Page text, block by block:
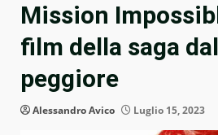
Mission
film della saga
peggiore
Alessandro Avico Luglio 15, 2023